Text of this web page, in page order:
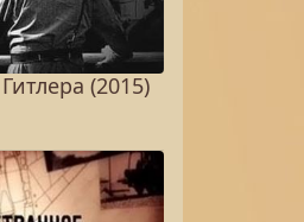
(2015)